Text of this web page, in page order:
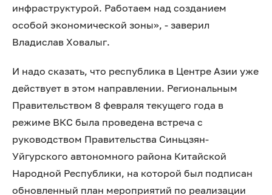
инфраструктурой. Работаем над созданием
особой экономической зоны», - заверил
Владислав Ховалыг.
И надо сказать, что республика в Центре Азии уже
действует в этом направлении. Региональным
Правительством 8 февраля текущего года в
режиме ВКС была проведена встреча с
руководством Правительства Синьцзян-
Уйгурского автономного района Китайской
Народной Республики, на которой был подписан
обновленный план мероприятий по реализации